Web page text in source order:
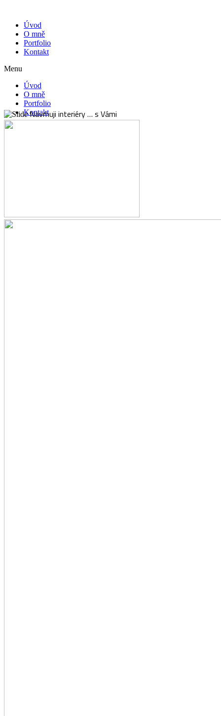
Úvod
O mně
Portfolio
Kontakt
Menu
Úvod
O mně
Portfolio
Kontakt
Navrhuji interiéry … s Vámi